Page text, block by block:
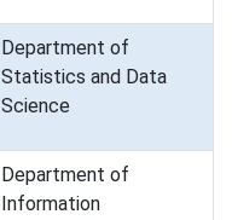
Department of
Statistics and Data
Science
Department of
Information